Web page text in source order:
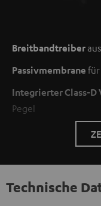
Breitbandtreiber
Passivmembrane für
Integrierter Class-D
Pegel
Technische